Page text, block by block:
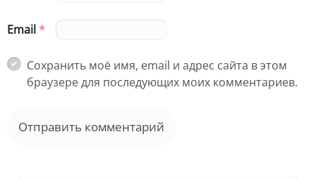
Email*
Сохранить моё имя, email и адрес сайта в этом
браузере для последующих моих комментариев.